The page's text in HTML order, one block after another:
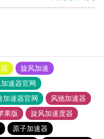
旋风加速
速器官网
加速器官网
风驰加速器
果版
旋风加速度器
原子加速器